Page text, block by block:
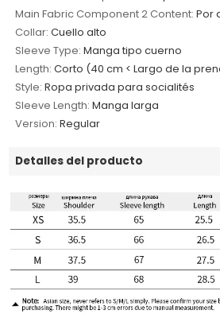
Main Fabric Component 2 Content: Por
Collar: Cuello alto
Sleeve Type: Manga tipo cuerno
Length: Corto (40 cm < Largo de la
Style: Ropa privada para socialités
Sleeve Length: Manga larga
Version: Regular
Detalles del producto